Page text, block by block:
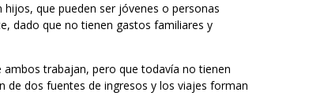
hijos, que pueden ser jóvenes o personas
dado que no tienen gastos familiares y
trabajan, pero que todavía no tienen
de dos fuentes de ingresos y los viajes forman